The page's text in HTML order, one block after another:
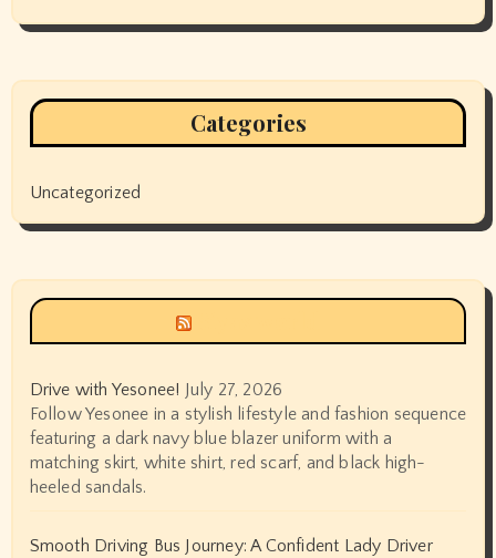
Categories
Uncategorized
Drive with Yesonee! July 27, 2026
Follow Yesonee in a stylish lifestyle and fashion sequence
featuring a dark navy blue blazer uniform with a
matching skirt, white shirt, red scarf, and black high-
heeled sandals.
Smooth Driving Bus Journey: A Confident Lady Driver